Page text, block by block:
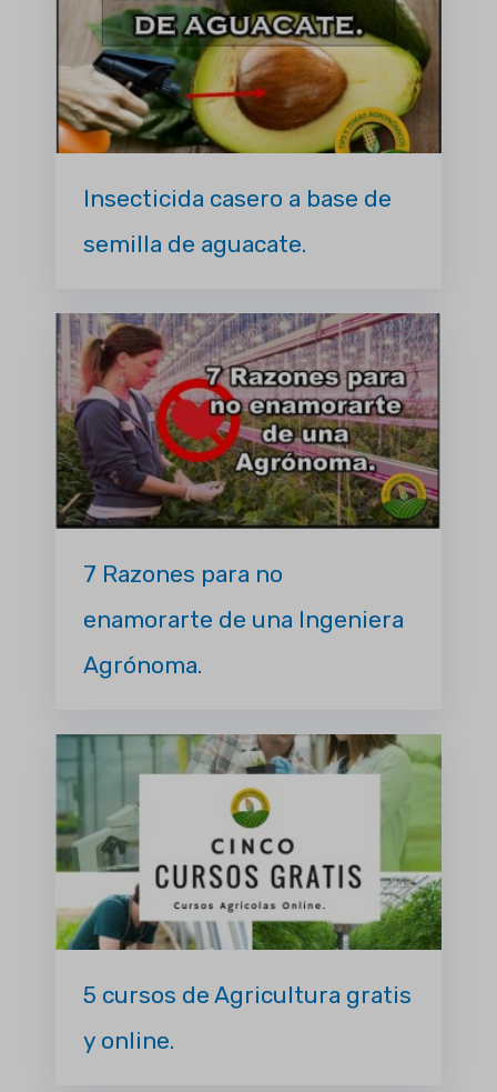
Insecticida casero a base de
semilla de aguacate.
7 Razones para no
enamorarte de una Ingeniera
Agrónoma.
5 cursos de Agricultura gratis
y online.